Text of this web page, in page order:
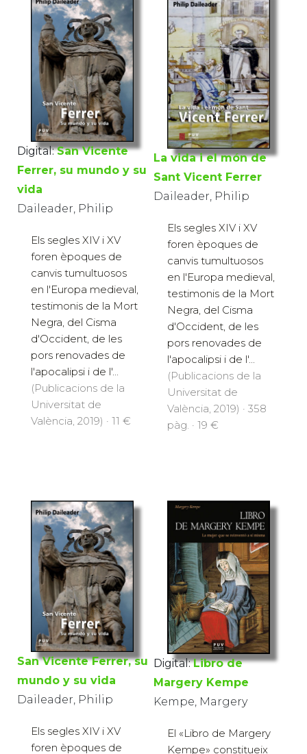
Digital: San Vicente
Ferrer, su mundo y su
vida
Daileader, Philip
Els segles XIV i XV
foren èpoques de
canvis tumultuosos
en l'Europa medieval,
testimonis de la Mort
Negra, del Cisma
d'Occident, de les
pors renovades de
l'apocalipsi i de l'...
(Publicacions de la
Universitat de
València, 2019) · 11 €
La vida i el món de
Sant Vicent Ferrer
Daileader, Philip
Els segles XIV i XV
foren èpoques de
canvis tumultuosos
en l'Europa medieval,
testimonis de la Mort
Negra, del Cisma
d'Occident, de les
pors renovades de
l'apocalipsi i de l'...
(Publicacions de la
Universitat de
València, 2019) · 358
pàg. · 19 €
San Vicente Ferrer, su
mundo y su vida
Daileader, Philip
Els segles XIV i XV
foren èpoques de
Digital: Libro de
Margery Kempe
Kempe, Margery
El «Libro de Margery
Kempe» constitueix